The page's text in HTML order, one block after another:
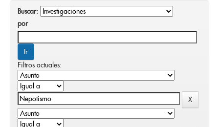
Buscar:
por
Filtros actuales: